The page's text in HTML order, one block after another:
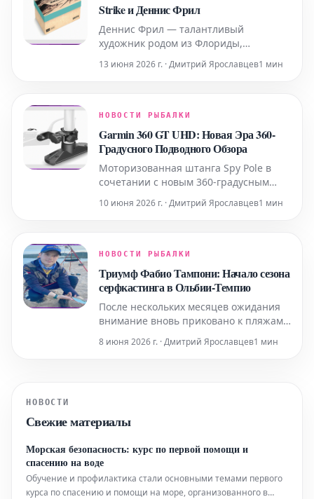
собрал 51 лучшего профессионального
рыбол
Strike и Деннис Фрил
Деннис Фрил — талантливый
художник родом из Флориды,
известный своими многочисленными
работами, выполненными по заказу
Бренд Strike, разделяя с крупнейшей
рыболовства принципы максимальной
экологичности и
13 июня 2026 г. · Дмитрий Ярославцев1 мин
НОВОСТИ РЫБАЛКИ
Garmin 360 GT UHD: Новая Эра 360-
Градусного Подводного Обзора
Моторизованная штанга Spy Pole в
сочетании с новым 360-градусным
трансдьюсером GT 360 UHD
разработаны для предоставления
отображаемого как в двухмерном (2D),
частности, GT 360 UHD, установленный
н
10 июня 2026 г. · Дмитрий Ярославцев1 мин
НОВОСТИ РЫБАЛКИ
Триумф Фабио Тампони: Начало сезона
серфкастинга в Ольбии-Темпио
После нескольких месяцев ожидания
внимание вновь приковано к пляжам
провинции Ольбия-Темпио, где
состоялся первый провинциальный
соревновательный сезон. Зона
8 июня 2026 г. · Дмитрий Ярославцев1 мин
НОВОСТИ
Свежие материалы
Морская безопасность: курс по первой помощи и
спасению на воде
Обучение и профилактика стали основными темами первого
курса по спасению и помощи на море, организованного в